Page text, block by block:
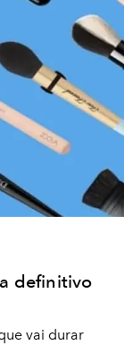
definitivo